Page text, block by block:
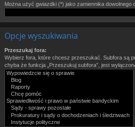
Można użyć gwiazdki (*) jako zamiennika dowolnego
Opcje wyszukiwania
Przeszukaj fora:
Wybierz fora, które chcesz przeszukać. Subfora są
chyba że funkcja „Przeszukuj subfora”, jest